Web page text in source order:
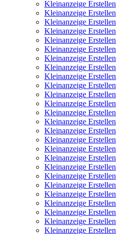
Kleinanzeige Erstellen
Kleinanzeige Erstellen
Kleinanzeige Erstellen
Kleinanzeige Erstellen
Kleinanzeige Erstellen
Kleinanzeige Erstellen
Kleinanzeige Erstellen
Kleinanzeige Erstellen
Kleinanzeige Erstellen
Kleinanzeige Erstellen
Kleinanzeige Erstellen
Kleinanzeige Erstellen
Kleinanzeige Erstellen
Kleinanzeige Erstellen
Kleinanzeige Erstellen
Kleinanzeige Erstellen
Kleinanzeige Erstellen
Kleinanzeige Erstellen
Kleinanzeige Erstellen
Kleinanzeige Erstellen
Kleinanzeige Erstellen
Kleinanzeige Erstellen
Kleinanzeige Erstellen
Kleinanzeige Erstellen
Kleinanzeige Erstellen
Kleinanzeige Erstellen